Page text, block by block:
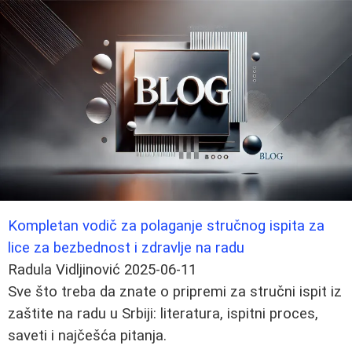
Kompletan vodič za polaganje stručnog ispita za
lice za bezbednost i zdravlje na radu
Radula Vidljinović 2025-06-11
Sve što treba da znate o pripremi za stručni ispit iz
zaštite na radu u Srbiji: literatura, ispitni proces,
saveti i najčešća pitanja.